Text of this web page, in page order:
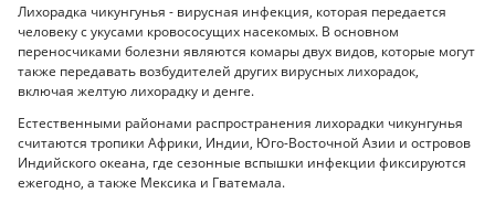
Лихорадка чикунгунья - вирусная инфекция, которая передается
человеку с укусами кровососущих насекомых. В основном
переносчиками болезни являются комары двух видов, которые могут
также передавать возбудителей других вирусных лихорадок,
включая желтую лихорадку и денге.
Естественными районами распространения лихорадки чикунгунья
считаются тропики Африки, Индии, Юго-Восточной Азии и островов
Индийского океана, где сезонные вспышки инфекции фиксируются
ежегодно, а также Мексика и Гватемала.